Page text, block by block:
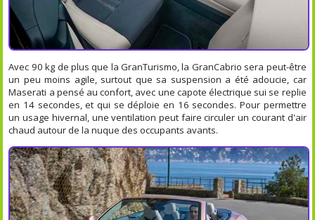
Avec 90 kg de plus que la GranTurismo, la GranCabrio sera peut-être
un peu moins agile, surtout que sa suspension a été adoucie, car
Maserati a pensé au confort, avec une capote électrique sui se replie
en 14 secondes, et qui se déploie en 16 secondes. Pour permettre
un usage hivernal, une ventilation peut faire circuler un courant d'air
chaud autour de la nuque des occupants avants.